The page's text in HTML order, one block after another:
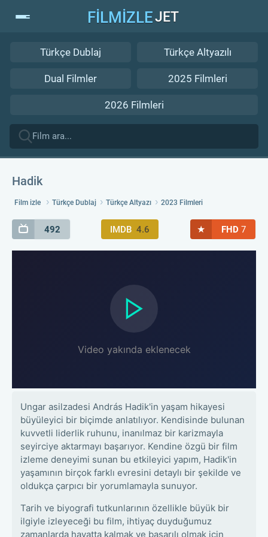
FİLMİZLEJET
Türkçe Dublaj Türkçe Altyazılı
Dual Filmler 2025 Filmleri
2026 Filmleri
Hadik
Film izle Türkçe Dublaj Türkçe Altyazı 2023 Filmleri
492 IMDB 4.6 ★ FHD 7
Ungar asilzadesi András Hadik'in yaşam hikayesi
büyüleyici bir biçimde anlatılıyor. Kendisinde bulunan
kuvvetli liderlik ruhunu, inanılmaz bir karizmayla
seyirciye aktarmayı başarıyor. Kendine özgü bir film
izleme deneyimi sunan bu etkileyici yapım, Hadik'in
yaşamının birçok farklı evresini detaylı bir şekilde ve
oldukça çarpıcı bir yorumlamayla sunuyor.
Tarih ve biyografi tutkunlarının özellikle büyük bir
ilgiyle izleyeceği bu film, ihtiyaç duyduğumuz
zamanlarda hayatta kalmak ve başarılı olmak için
Video yakında eklenecek